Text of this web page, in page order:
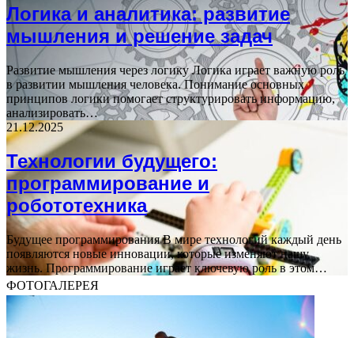
Логика и аналитика: развитие
мышления и решение задач
Развитие мышления через логику Логика играет важную роль
в развитии мышления человека. Понимание основных
принципов логики помогает структурировать информацию,
анализировать…
21.12.2025
Технологии будущего:
программирование и
робототехника
Будущее программирования В мире технологий каждый день
появляются новые инновации, которые изменяют нашу
жизнь. Программирование играет ключевую роль в этом…
ФОТОГАЛЕРЕЯ